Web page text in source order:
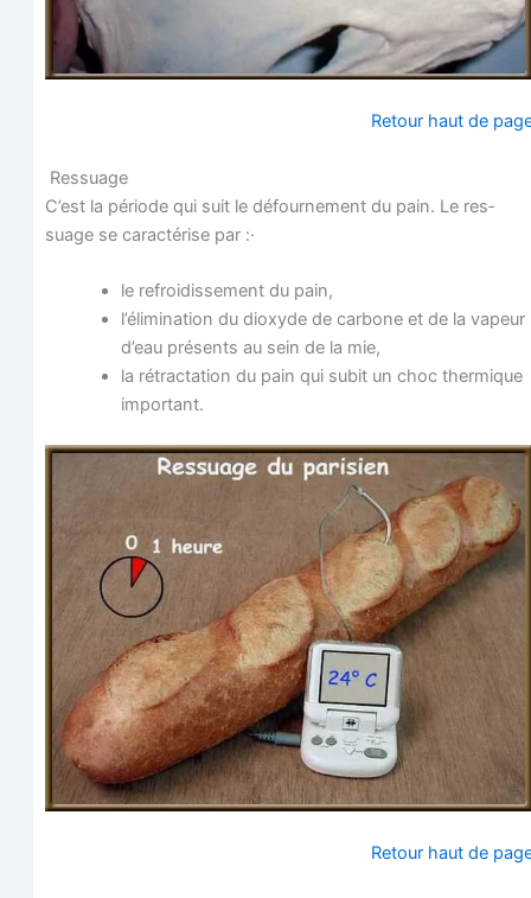
Retour haut de
Ressuage
C’est la période qui suit le défour­ne­ment du pain. Le res­
suage se carac­té­rise par :·
le refroi­dis­se­ment du pain,
l’élimination du dioxyde de car­bone et de la vapeur
d’eau pré­sents au sein de la mie,
la rétrac­ta­tion du pain qui subit un choc ther­mique
important.
Retour haut de